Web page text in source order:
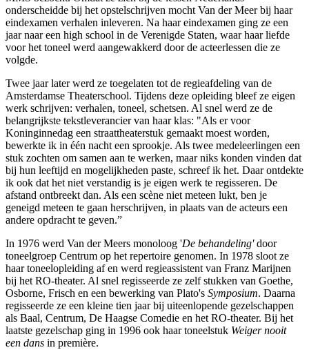
onderscheidde bij het opstelschrijven mocht Van der Meer bij haar
eindexamen verhalen inleveren. Na haar eindexamen ging ze een
jaar naar een high school in de Verenigde Staten, waar haar liefde
voor het toneel werd aangewakkerd door de acteerlessen die ze
volgde.
Twee jaar later werd ze toegelaten tot de regieafdeling van de
Amsterdamse Theaterschool. Tijdens deze opleiding bleef ze eigen
werk schrijven: verhalen, toneel, schetsen. Al snel werd ze de
belangrijkste tekstleverancier van haar klas: "Als er voor
Koninginnedag een straattheaterstuk gemaakt moest worden,
bewerkte ik in één nacht een sprookje. Als twee medeleerlingen een
stuk zochten om samen aan te werken, maar niks konden vinden dat
bij hun leeftijd en mogelijkheden paste, schreef ik het. Daar ontdekte
ik ook dat het niet verstandig is je eigen werk te regisseren. De
afstand ontbreekt dan. Als een scène niet meteen lukt, ben je
geneigd meteen te gaan herschrijven, in plaats van de acteurs een
andere opdracht te geven.”
In 1976 werd Van der Meers monoloog 'De behandeling'door
toneelgroep Centrum op het repertoire genomen. In 1978 sloot ze
haar toneelopleiding af en werd regieassistent van Franz Marijnen
bij het RO-theater. Al snel regisseerde ze zelf stukken van Goethe,
Osborne, Frisch en een bewerking van Plato's Symposium. Daarna
regisseerde ze een kleine tien jaar bij uiteenlopende gezelschappen
als Baal, Centrum, De Haagse Comedie en het RO-theater. Bij het
laatste gezelschap ging in 1996 ook haar toneelstuk Weiger nooit
een dans in première.